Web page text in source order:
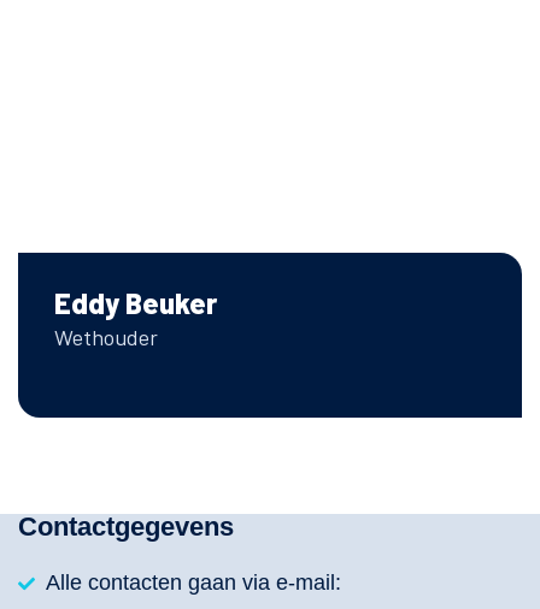
Eddy Beuker
Wethouder
Contactgegevens
Alle contacten gaan via e-mail: